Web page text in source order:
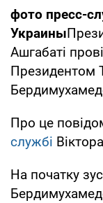
фото пресс-
Украины
Ашгабаті
Президентом
Про це
службі
На початку